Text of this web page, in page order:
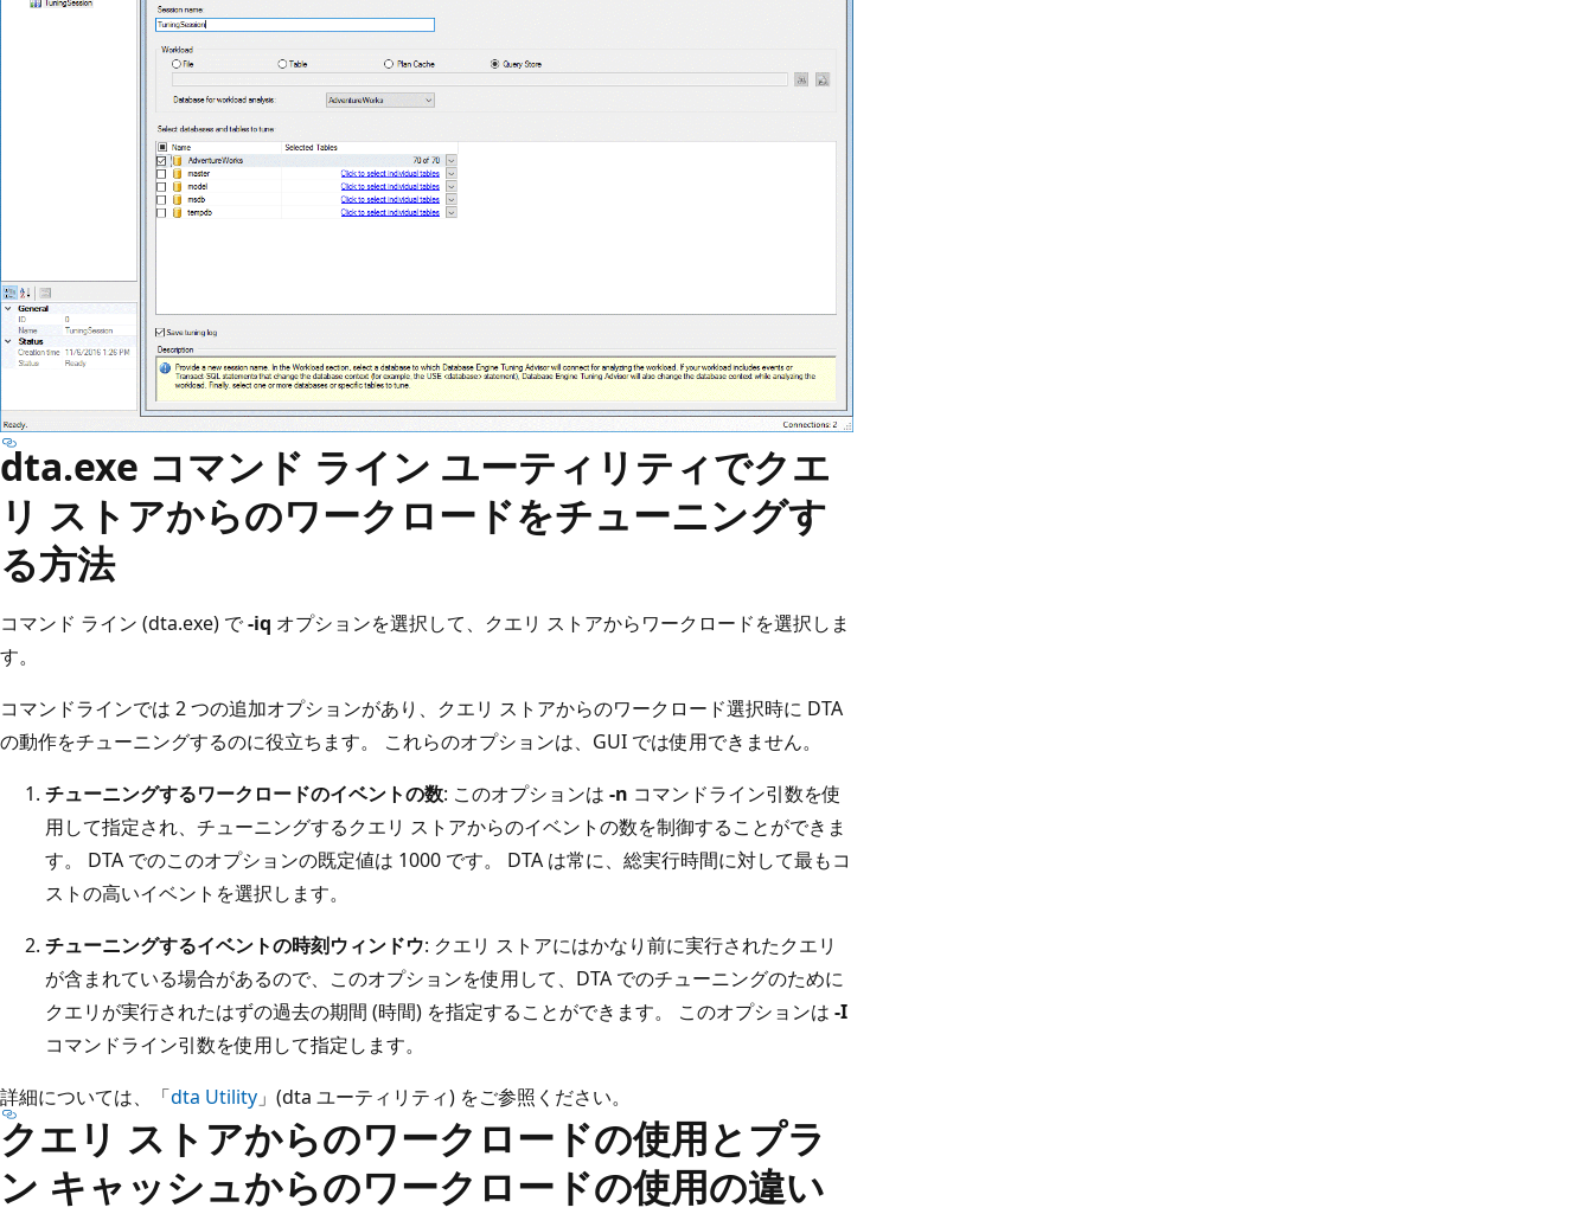
dta.exe コマンド ライン ユーティリティでクエ
リ ストアからのワークロードをチューニングす
る方法
コマンド ライン (dta.exe) で-iq オプションを選択して、クエリ ストアからワークロードを選択しま
す。
コマンドラインでは 2 つの追加オプションがあり、クエリ ストアからのワークロード選択時に DTA
の動作をチューニングするのに役立ちます。 これらのオプションは、GUI では使用できません。
チューニングするワークロードのイベントの数: このオプションは -n コマンドライン引数を使
用して指定され、チューニングするクエリ ストアからのイベントの数を制御することができま
す。 DTA でのこのオプションの既定値は 1000 です。 DTA は常に、総実行時間に対して最もコ
ストの高いイベントを選択します。
チューニングするイベントの時刻ウィンドウ: クエリ ストアにはかなり前に実行されたクエリ
が含まれている場合があるので、このオプションを使用して、DTA でのチューニングのために
クエリが実行されたはずの過去の期間 (時間) を指定することができます。 このオプションは -I
コマンドライン引数を使用して指定します。
詳細については、「dta Utility」(dta ユーティリティ) をご参照ください。
クエリ ストアからのワークロードの使用とプラ
ン キャッシュからのワークロードの使用の違い